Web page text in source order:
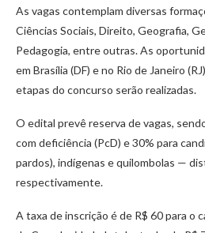
As vagas contemplam diversas
Ciências Sociais, Direito, Geografia,
Pedagogia, entre outras. As
em Brasília (DF) e no Rio de Janeiro
etapas do concurso serão realizadas.
O edital prevê reserva de vagas,
com deficiência (PcD) e 30% para
pardos), indígenas e quilombolas —
respectivamente.
A taxa de inscrição é de R$ 60 para o